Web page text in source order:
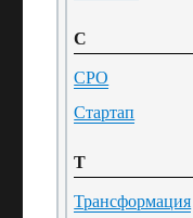
С
СРО
Стартап
Т
Трансформация